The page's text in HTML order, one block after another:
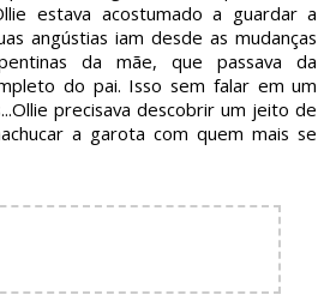
estava acostumado a guardar a
angústias iam desde as mudanças
da mãe, que passava da
do pai. Isso sem falar em um
precisava descobrir um jeito de
a garota com quem mais se